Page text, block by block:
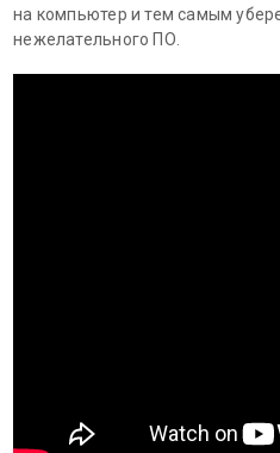
на компьютер и тем самым
нежелательного ПО.